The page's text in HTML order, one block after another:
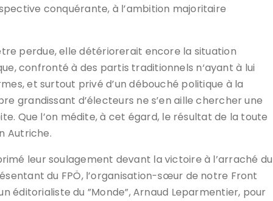
conquérante, à l’ambition majoritaire
perdue, elle détériorerait encore la situation
confronté à des partis traditionnels n‘ayant à lui
et surtout privé d’un débouché politique à la
grandissant d’électeurs ne s’en aille chercher une
Que l’on médite, à cet égard, le résultat de la toute
Autriche.
leur soulagement devant la victoire à l’arraché du
du FPÖ, l’organisation-sœur de notre Front
éditorialiste du ”Monde”, Arnaud Leparmentier, pour